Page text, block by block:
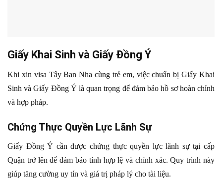
Giấy Khai Sinh và Giấy Đồng Ý
Khi xin visa Tây Ban Nha cùng trẻ em, việc chuẩn bị Giấy Khai
Sinh và Giấy Đồng Ý là quan trọng để đảm bảo hồ sơ hoàn chỉnh
và hợp pháp.
Chứng Thực Quyền Lực Lãnh Sự
Giấy Đồng Ý cần được chứng thực quyền lực lãnh sự tại cấp
Quận trở lên để đảm bảo tính hợp lệ và chính xác. Quy trình này
giúp tăng cường uy tín và giá trị pháp lý cho tài liệu.